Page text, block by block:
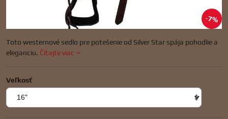
7%
Toto westernové sedlo pre potešenie od Silver Star spája pohodlie a
eleganciu. Čítajte viac
Veľkosť